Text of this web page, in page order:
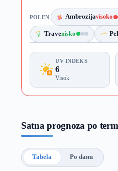
POLEN Ambrozijavisoko
Travenisko
UV INDEKS
6
Visok
Satna prognoza po
Tabela Po danu